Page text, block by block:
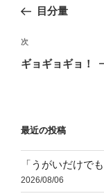
ナ
ビ
ゲ
ン
の
稿
目分量
次
の
次
ギョギョギョ！
最近の投稿
「うがいだけで
2026/08/06